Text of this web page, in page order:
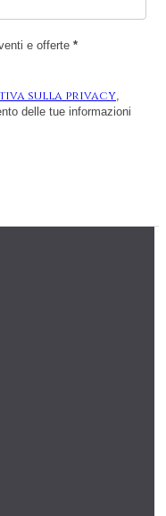
e offerte *
sulla privacy,
delle tue informazioni